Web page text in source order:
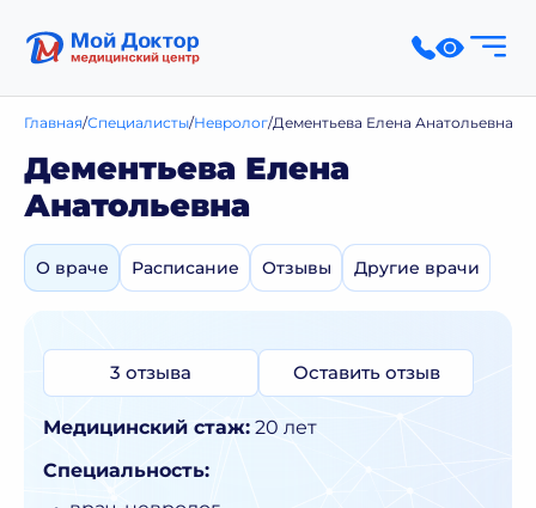
Главная Специалисты Невролог Дементьева Елена Анатольевна
Дементьева Елена
Анатольевна
О враче Расписание Отзывы Другие врачи
3 отзыва Оставить отзыв
Медицинский стаж: 20 лет
Специальность: